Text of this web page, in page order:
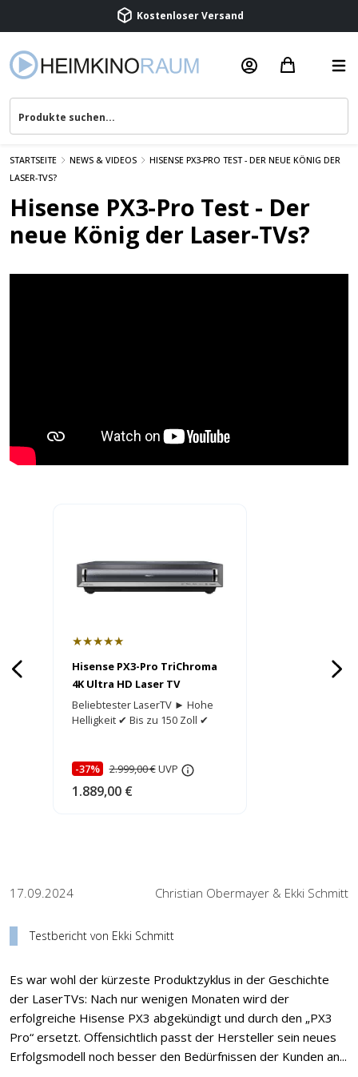
Kostenloser Versand
Beratung & Service
STARTSEITE NEWS & VIDEOS
HISENSE PX3-PRO TEST - DER NEUE KÖNIG DER
LASER-TVS?
Hisense PX3-Pro Test - Der
neue König der Laser-TVs?
★★★★★
Hisense PX3-Pro TriChroma
4K Ultra HD Laser TV
Beliebtester LaserTV ► Hohe
Helligkeit ✔ Bis zu 150 Zoll ✔
-37% 2.999,00 €UVP
1.889,00 €
17.09.2024 Christian Obermayer & Ekki Schmitt
Testbericht von Ekki Schmitt
Es war wohl der kürzeste Produktzyklus in der Geschichte
der LaserTVs: Nach nur wenigen Monaten wird der
erfolgreiche Hisense PX3 abgekündigt und durch den „PX3
Pro“ ersetzt. Offensichtlich passt der Hersteller sein neues
Erfolgsmodell noch besser den Bedürfnissen der Kunden an...